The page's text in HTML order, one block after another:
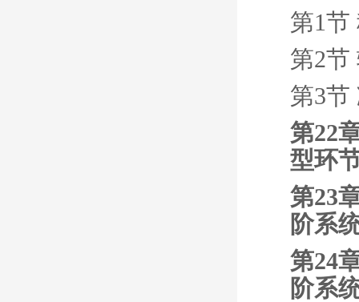
第1节
第2节
第3节
第22
型环
第23
阶系
第24
阶系